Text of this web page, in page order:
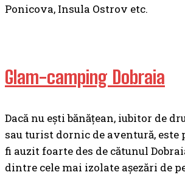
Ponicova, Insula Ostrov etc.
Glam-camping Dobraia
Dacă nu ești bănățean, iubitor de
sau turist dornic de aventură, este
fi auzit foarte des de cătunul
dintre cele mai izolate așezări de